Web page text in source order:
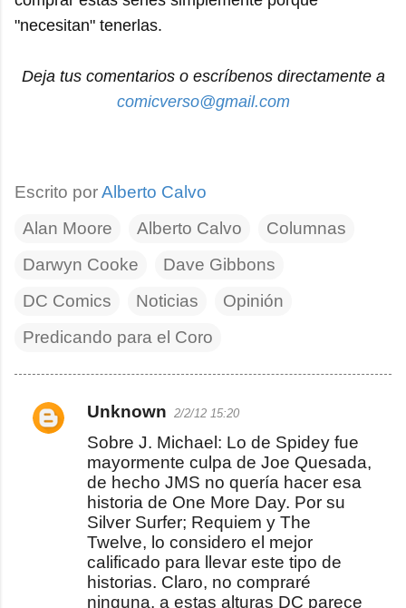
"necesitan" tenerlas.
Deja tus comentarios o escríbenos directamente a
comicverso@gmail.com
Escrito porAlberto Calvo
Alan Moore
Alberto Calvo
Columnas
Darwyn Cooke
Dave Gibbons
DC Comics
Noticias
Opinión
Predicando para el Coro
C
Unknown 2/2/12 15:20
Sobre J. Michael: Lo de Spidey fue
mayormente culpa de Joe Quesada,
de hecho JMS no quería hacer esa
historia de One More Day. Por su
Silver Surfer; Requiem y The
Twelve, lo considero el mejor
calificado para llevar este tipo de
historias. Claro, no compraré
ninguna, a estas alturas DC parece